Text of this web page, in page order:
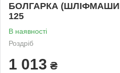
БОЛГАРКА
125
В наявності
Роздріб
1 013 ₴